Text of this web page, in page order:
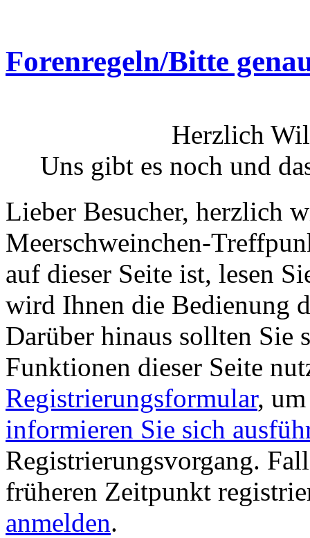
Forenregeln/Bitte
Herzlich
Uns gibt es noch und
Lieber Besucher, herzlich
Meerschweinchen-
auf dieser Seite ist, lesen
wird Ihnen die Bedienung
Darüber hinaus sollten Sie
Funktionen dieser Seite
Registrierungsformular,
informieren Sie sich
Registrierungsvorgang.
früheren Zeitpunkt
anmelden.